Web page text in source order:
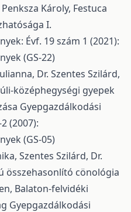
Károly, Festuca
I.
Évf. 19 szám 1 (2021):
(GS-22)
Dr. Szentes Szilárd,
középhegységi gyepek
Gyepgazdálkodási
(2007):
(GS-05)
Szentes Szilárd, Dr.
összehasonlító cönológia
Balaton-felvidéki
Gyepgazdálkodási